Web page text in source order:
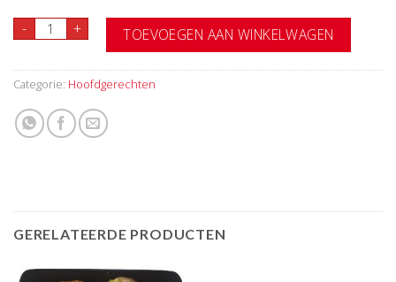
- 78. Peking Eend aantal
+ TOEVOEGEN AAN WINKELWAGEN
Categorie: Hoofdgerechten
GERELATEERDE PRODUCTEN